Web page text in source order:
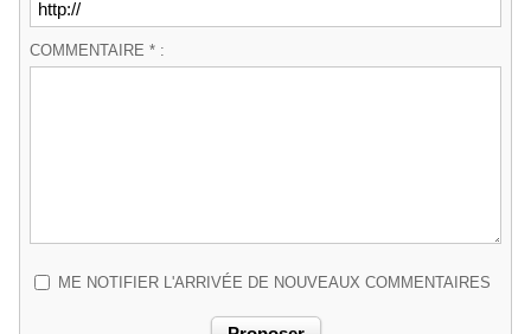
COMMENTAIRE * :
ME NOTIFIER L'ARRIVÉE DE NOUVEAUX COMMENTAIRES